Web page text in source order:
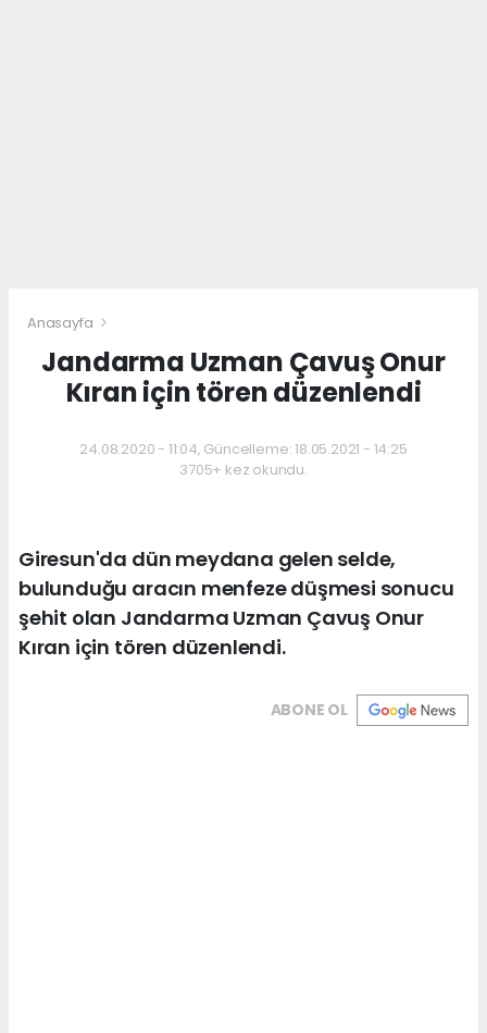
Anasayfa
Jandarma Uzman Çavuş Onur
Kıran için tören düzenlendi
24.08.2020 - 11:04, Güncelleme: 18.05.2021 - 14:25
3705+ kez okundu.
Giresun'da dün meydana gelen selde,
bulunduğu aracın menfeze düşmesi sonucu
şehit olan Jandarma Uzman Çavuş Onur
Kıran için tören düzenlendi.
ABONE OL